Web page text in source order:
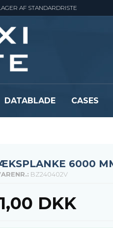
AF STANDARDRISTE
Fiberriste - Stormasket
DATABLADE CASES
6000
BZ240402V
DKK